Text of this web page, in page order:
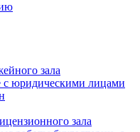
зала
с юридическими лицами
зала